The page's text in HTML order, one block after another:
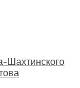
Шахтинского